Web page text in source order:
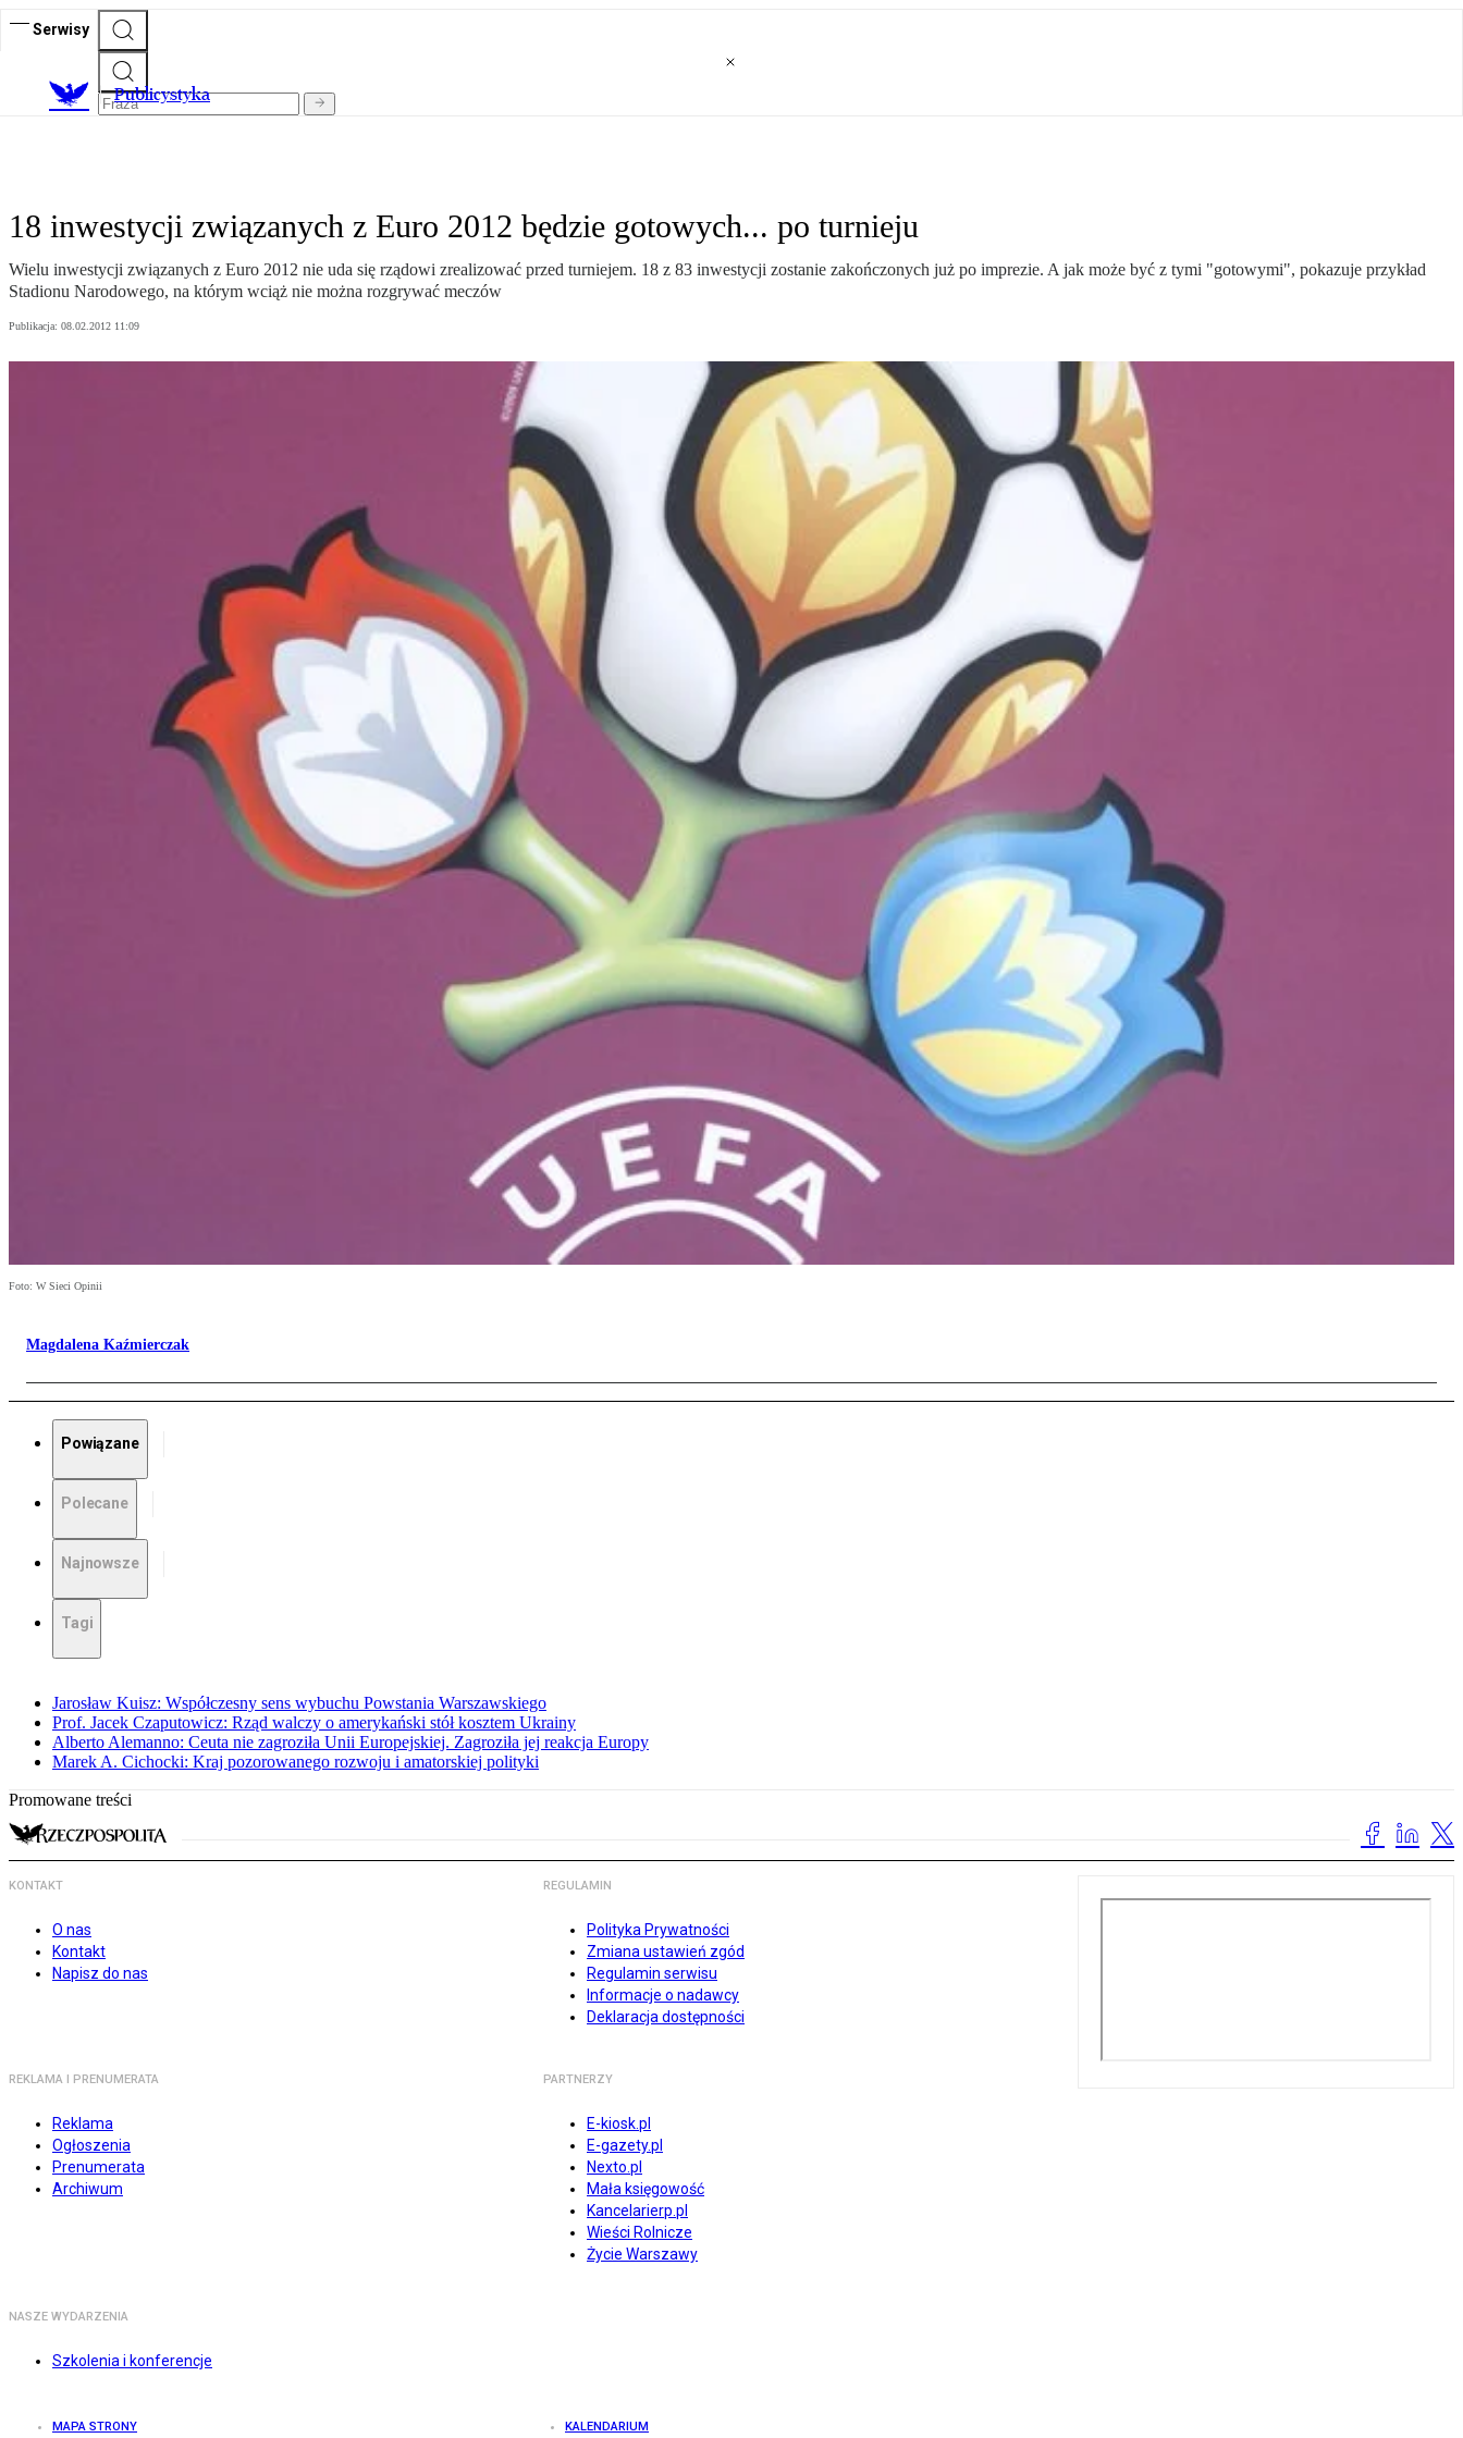
Serwisy
Publicystyka
18 inwestycji związanych z Euro 2012 będzie gotowych... po turnieju
Wielu inwestycji związanych z Euro 2012 nie uda się rządowi zrealizować przed turniejem. 18 z 83 inwestycji zostanie zakończonych już po imprezie. A jak może być z tymi "gotowymi", pokazuje przykład
Stadionu Narodowego, na którym wciąż nie można rozgrywać meczów
Publikacja: 08.02.2012 11:09
Foto: W Sieci Opinii
Magdalena Kaźmierczak
Powiązane
Polecane
Najnowsze
Tagi
Jarosław Kuisz: Współczesny sens wybuchu Powstania Warszawskiego
Prof. Jacek Czaputowicz: Rząd walczy o amerykański stół kosztem Ukrainy
Alberto Alemanno: Ceuta nie zagroziła Unii Europejskiej. Zagroziła jej reakcja Europy
Marek A. Cichocki: Kraj pozorowanego rozwoju i amatorskiej polityki
Promowane treści
KONTAKT
O nas
Kontakt
Napisz do nas
REGULAMIN
Polityka Prywatności
Zmiana ustawień zgód
Regulamin serwisu
Informacje o nadawcy
Deklaracja dostępności
REKLAMA I PRENUMERATA
Reklama
Ogłoszenia
Prenumerata
Archiwum
PARTNERZY
E-kiosk.pl
E-gazety.pl
Nexto.pl
Mała księgowość
Kancelarierp.pl
Wieści Rolnicze
Życie Warszawy
NASZE WYDARZENIA
Szkolenia i konferencje
MAPA STRONY KALENDARIUM